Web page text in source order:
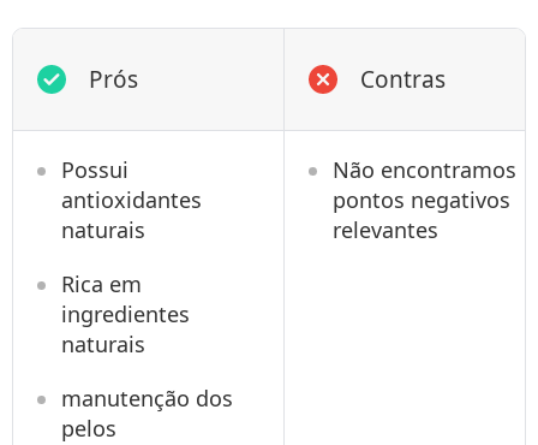
Prós Contras
Possui
antioxidantes
naturais
Não encontramos
pontos negativos
relevantes
Rica em
ingredientes
naturais
manutenção dos
pelos